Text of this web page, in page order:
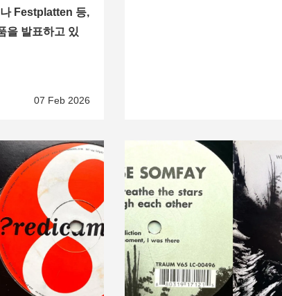
Festplatten 등,
을 발표하고 있
07 Feb 2026